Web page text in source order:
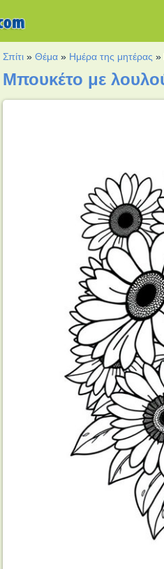
Σπίτι »Θέμα » Ημέρα της μητέρας »
Μπουκέτο με